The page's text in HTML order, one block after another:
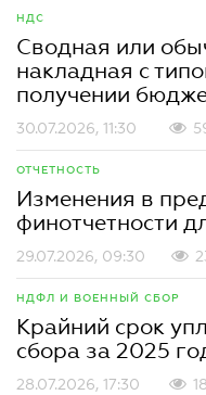
НДС
Сводная или
накладная с
получении
30.07.2026, 11:30
ОТЧЕТНОСТЬ
Изменения в
финотчетности
29.07.2026, 09:30
НДФЛ И ВОЕННЫЙ СБОР
Крайний срок
сбора за 2025
28.07.2026, 17:30